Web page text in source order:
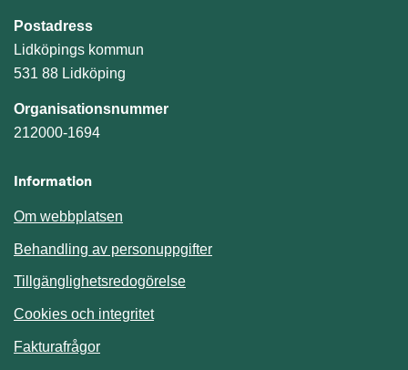
Postadress
Lidköpings kommun
531 88 Lidköping
Organisationsnummer
212000-1694
Information
Om webbplatsen
Behandling av personuppgifter
Tillgänglighetsredogörelse
Cookies och integritet
Fakturafrågor